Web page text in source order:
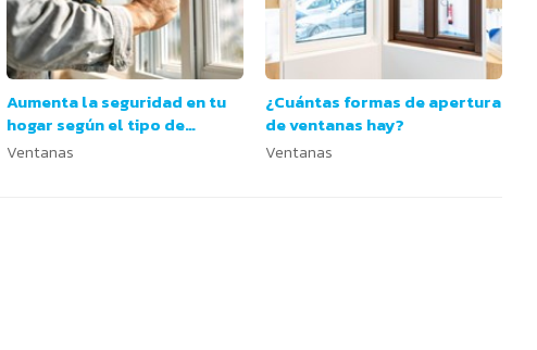
Aumenta la seguridad en tu
hogar según el tipo de
ventana
Ventanas
¿Cuántas formas de apertura
de ventanas hay?
Ventanas